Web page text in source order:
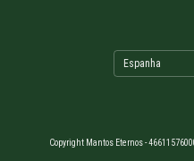
Copyright Mantos Eternos -